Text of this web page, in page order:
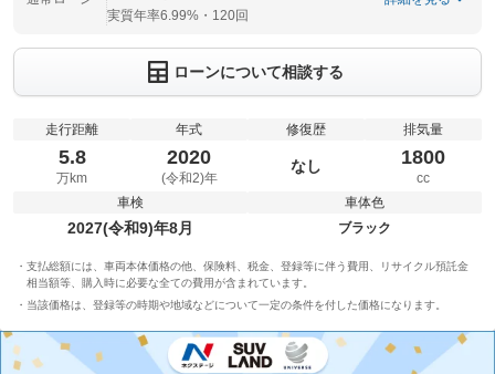
実質年率6.99%・120回
ローンについて相談する
走行距離
5.8
万km
年式
2020
(令和2)年
修復歴
なし
排気量
1800
cc
車検
2027(令和9)年8月
車体色
ブラック
支払総額には、車両本体価格の他、保険料、税金、登録等に伴う費用、リサイクル預託金
相当額等、購入時に必要な全ての費用が含まれています。
当該価格は、登録等の時期や地域などについて一定の条件を付した価格になります。